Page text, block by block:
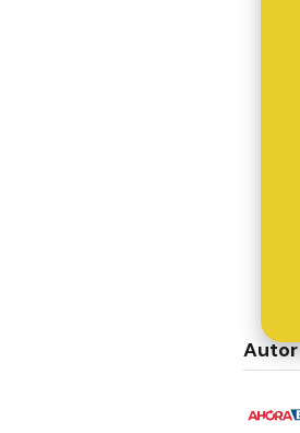
Autor